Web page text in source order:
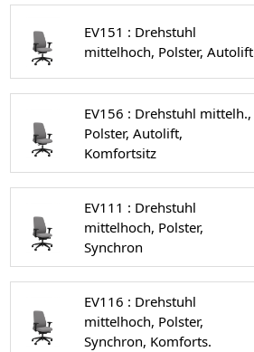
EV151 : Drehstuhl
mittelhoch, Polster, Autolift
EV156 : Drehstuhl mittelh.,
Polster, Autolift,
Komfortsitz
EV111 : Drehstuhl
mittelhoch, Polster,
Synchron
EV116 : Drehstuhl
mittelhoch, Polster,
Synchron, Komforts.